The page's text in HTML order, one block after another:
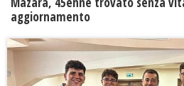
aggiornamento